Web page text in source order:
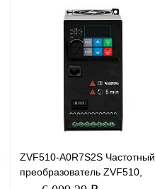
ZVF510-A0R7S2S Частотный
преобразователь ZVF510,